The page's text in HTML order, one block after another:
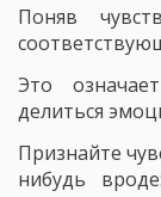
Поняв
Это
делиться
Признайте
нибудь